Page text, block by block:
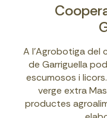
A l’Agrobotiga del
de Garriguella
escumosos i
verge extra
productes